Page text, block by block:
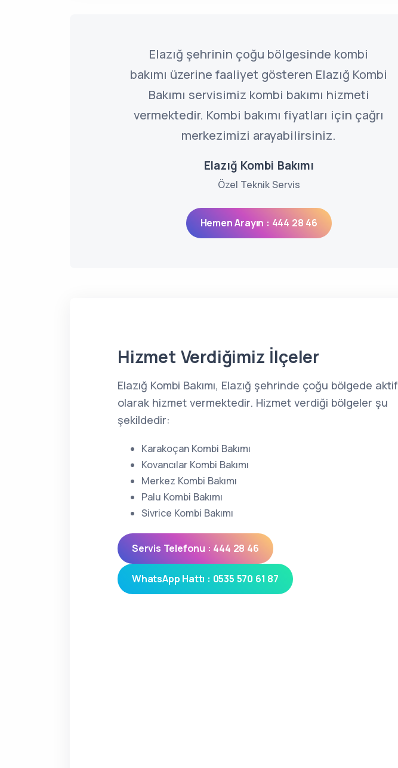
Elazığ şehrinin çoğu bölgesinde kombi
bakımı üzerine faaliyet gösteren Elazığ Kombi
Bakımı servisimiz kombi bakımı hizmeti
vermektedir. Kombi bakımı fiyatları için çağrı
merkezimizi arayabilirsiniz.
Elazığ Kombi Bakımı
Özel Teknik Servis
Hemen Arayın : 444 28 46
Hizmet Verdiğimiz İlçeler
Elazığ Kombi Bakımı, Elazığ şehrinde çoğu bölgede aktif
olarak hizmet vermektedir. Hizmet verdiği bölgeler şu
şekildedir:
Karakoçan Kombi Bakımı
Kovancılar Kombi Bakımı
Merkez Kombi Bakımı
Palu Kombi Bakımı
Sivrice Kombi Bakımı
Servis Telefonu : 444 28 46
WhatsApp Hattı : 0535 570 61 87